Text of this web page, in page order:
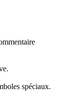
spéciaux.